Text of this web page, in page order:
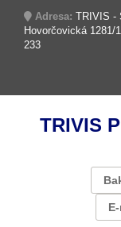
Adresa: TRIVIS -
Hovorčovická 1281/
233
TRIVIS